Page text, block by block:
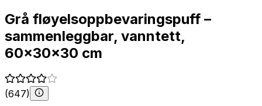
Grå fløyelsoppbevaringspuff –
sammenleggbar, vanntett,
60x30x30 cm
(647)